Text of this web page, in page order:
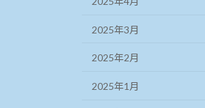
2025年3月
2025年2月
2025年1月